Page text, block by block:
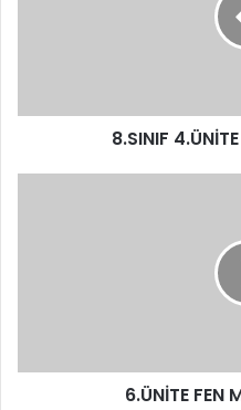
8.SINIF
6.ÜNİTE FEN